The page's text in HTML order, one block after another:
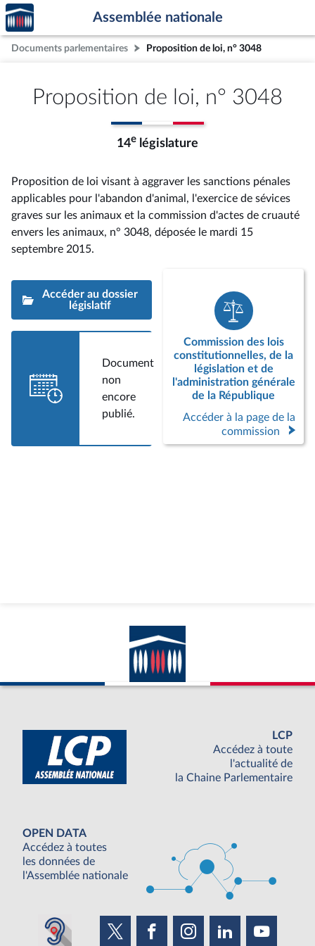
Aller au contenu
Aller en bas de la page
Accèder
à la
page
d'accueil
Assemblée nationale
Documents parlementaires Proposition de loi, n° 3048
Proposition de loi, n° 3048
14e législature
Proposition de loi visant à aggraver les sanctions pénales
applicables pour l'abandon d'animal, l'exercice de sévices
graves sur les animaux et la commission d'actes de cruauté
envers les animaux, n° 3048, déposée le mardi 15
septembre 2015.
Accéder au dossier
législatif
Document
non
encore
publié.
Commission des lois
constitutionnelles, de la
législation et de
l'administration générale
de la République
Accéder à la page de la
commission
LCP
Accédez à toute
l'actualité de
la Chaine Parlementaire
OPEN DATA
Accédez à toutes
les données de
l'Assemblée nationale